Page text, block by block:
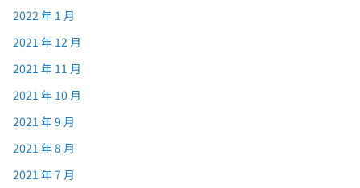
2022 年 1 月
2021 年 12 月
2021 年 11 月
2021 年 10 月
2021 年 9 月
2021 年 8 月
2021 年 7 月